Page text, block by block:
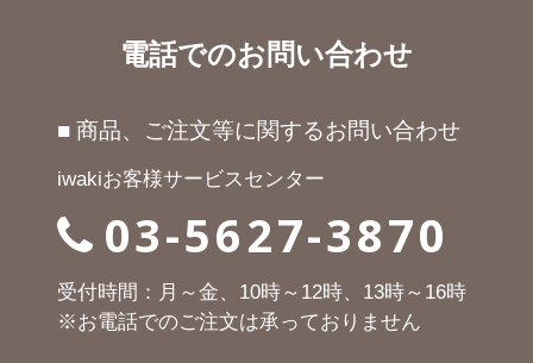
電話でのお問い合わせ
■ 商品、ご注文等に関するお問い合わせ
iwakiお客様サービスセンター
03-5627-3870
受付時間：月～金、10時～12時、13時～16時
※お電話でのご注文は承っておりません